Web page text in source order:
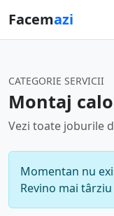
Facemazi
CATEGORIE SERVICII
Montaj
Vezi toate joburile
Momentan nu
Revino mai